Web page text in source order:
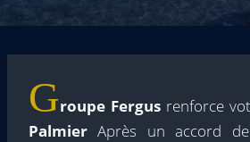
Groupe Fergus renforce
Palmier Après un accord